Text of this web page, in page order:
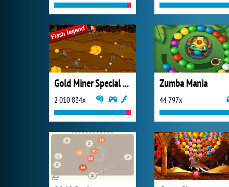
Gold Miner Special Edition
2 010 834x
Zumba Mania
44 797x